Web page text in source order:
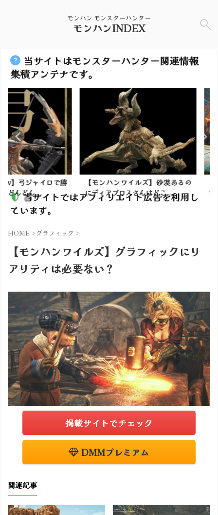
モンハン モンスターハンター
モンハンINDEX
当サイトはモンスターハンター関連情報
集積アンテナです。
イロで勝
...
【モンハンワイルズ】砂漠あるの
にディアブロスさんはどこ...
【モンハ
れない防
当サイトではアフィリエイト広告を利用し
ています。
HOME >グラフィック >
【モンハンワイルズ】グラフィックにリ
アリティは必要ない？
掲載サイトでチェック
DMMプレミアム
関連記事